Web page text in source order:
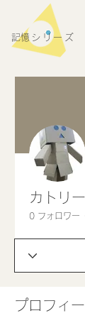
​記憶シリーズ
カトリ
0 フォロワー
プロフィ